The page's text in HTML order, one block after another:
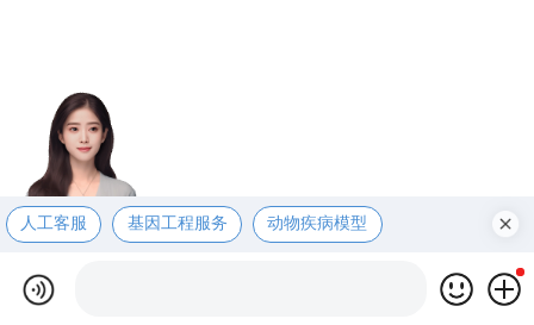
人工客服 基因工程服务 动物疾病模型